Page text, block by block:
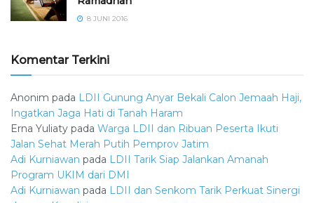
8 JUNI 2016
Komentar Terkini
Anonim pada LDII Gunung Anyar Bekali Calon Jemaah Haji,
Ingatkan Jaga Hati di Tanah Haram
Erna Yuliaty pada Warga LDII dan Ribuan Peserta Ikuti
Jalan Sehat Merah Putih Pemprov Jatim
Adi Kurniawan pada LDII Tarik Siap Jalankan Amanah
Program UKIM dari DMI
Adi Kurniawan pada LDII dan Senkom Tarik Perkuat Sinergi